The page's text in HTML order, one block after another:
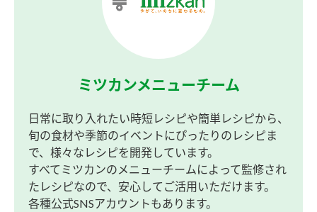
ミツカンメニューチーム
日常に取り入れたい時短レシピや簡単レシピから、
旬の食材や季節のイベントにぴったりのレシピま
で、様々なレシピを開発しています。
すべてミツカンのメニューチームによって監修され
たレシピなので、安心してご活用いただけます。
各種公式SNSアカウントもあります。